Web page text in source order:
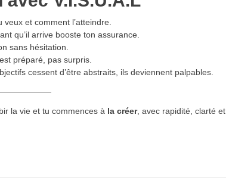
et comment l’atteindre.
qu’il arrive booste ton assurance.
sans hésitation.
préparé, pas surpris.
cessent d’être abstraits, ils deviennent palpables.
la vie et tu commences à la créer, avec rapidité, clarté et